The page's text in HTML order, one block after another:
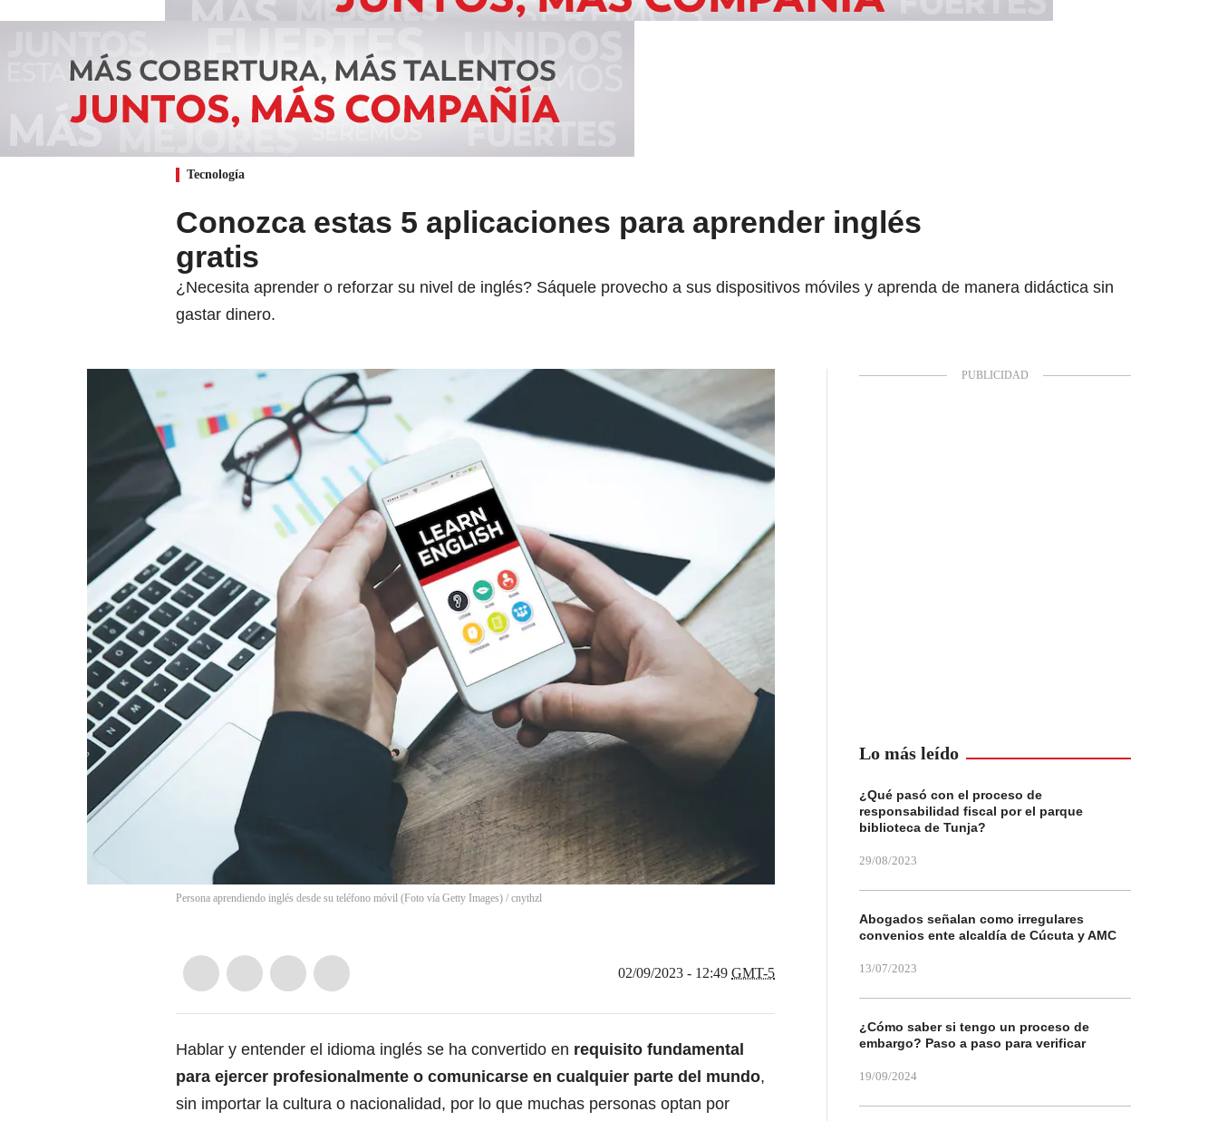
Tecnología
Conozca estas 5 aplicaciones para aprender inglés
gratis
¿Necesita aprender o reforzar su nivel de inglés? Sáquele provecho a sus dispositivos móviles y aprenda de manera didáctica sin
gastar dinero.
Persona aprendiendo inglés desde su teléfono móvil (Foto vía Getty Images) / cnythzl
02/09/2023 - 12:49 GMT-5
Hablar y entender el idioma inglés se ha convertido en requisito fundamental
para ejercer profesionalmente o comunicarse en cualquier parte del mundo,
sin importar la cultura o nacionalidad, por lo que muchas personas optan por
Lo más leído
¿Qué pasó con el proceso de
responsabilidad fiscal por el parque
biblioteca de Tunja?
29/08/2023
Abogados señalan como irregulares
convenios ente alcaldía de Cúcuta y AMC
13/07/2023
¿Cómo saber si tengo un proceso de
embargo? Paso a paso para verificar
19/09/2024